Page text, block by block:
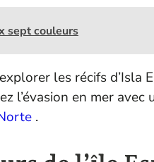
sept couleurs
les récifs d’Isla
l’évasion en mer avec
.